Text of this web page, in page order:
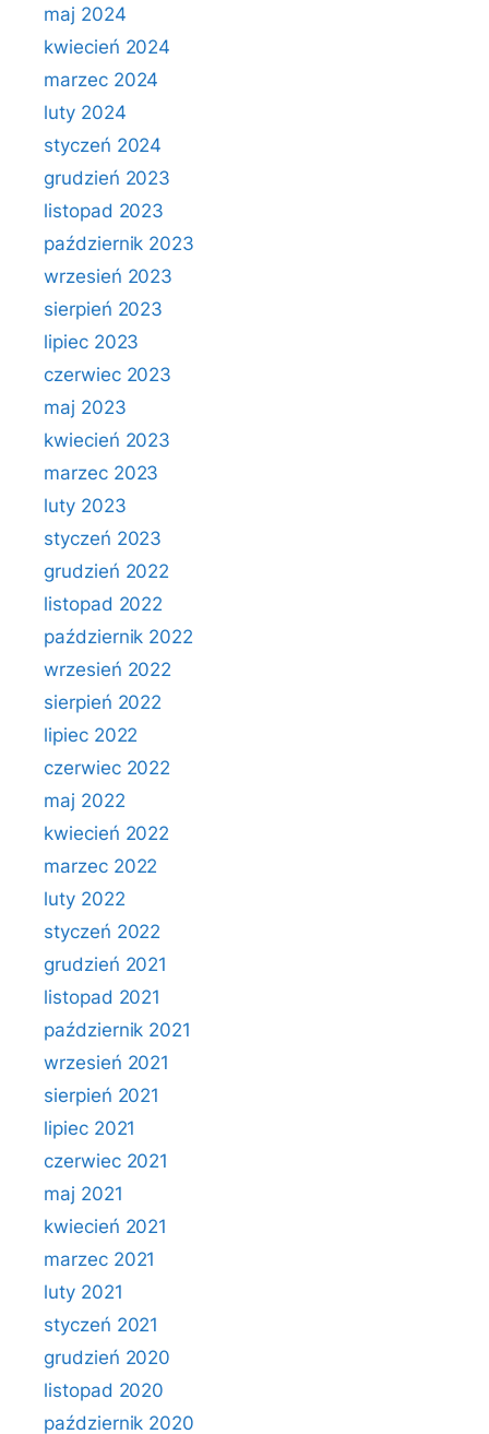
maj 2024
kwiecień 2024
marzec 2024
luty 2024
styczeń 2024
grudzień 2023
listopad 2023
październik 2023
wrzesień 2023
sierpień 2023
lipiec 2023
czerwiec 2023
maj 2023
kwiecień 2023
marzec 2023
luty 2023
styczeń 2023
grudzień 2022
listopad 2022
październik 2022
wrzesień 2022
sierpień 2022
lipiec 2022
czerwiec 2022
maj 2022
kwiecień 2022
marzec 2022
luty 2022
styczeń 2022
grudzień 2021
listopad 2021
październik 2021
wrzesień 2021
sierpień 2021
lipiec 2021
czerwiec 2021
maj 2021
kwiecień 2021
marzec 2021
luty 2021
styczeń 2021
grudzień 2020
listopad 2020
październik 2020